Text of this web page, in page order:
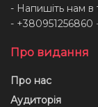
- Напишіть нам в
- +380951256860
Про видання
Про нас
Аудиторія